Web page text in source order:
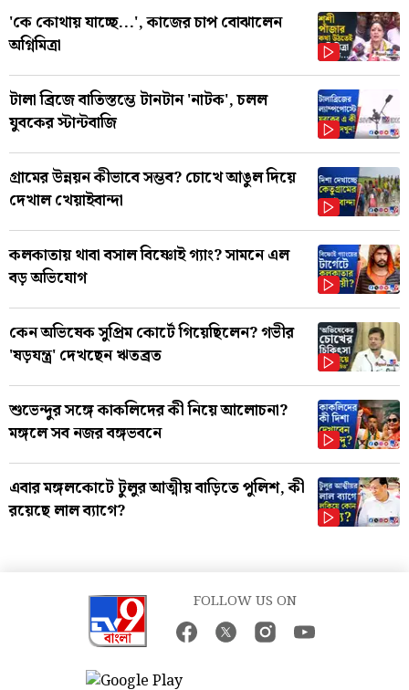
'কে কোথায় যাচ্ছে...', কাজের চাপ বোঝালেন
অগ্নিমিত্রা
টালা ব্রিজে বাতিস্তম্ভে টানটান 'নাটক', চলল
যুবকের স্টান্টবাজি
গ্রামের উন্নয়ন কীভাবে সম্ভব? চোখে আঙুল দিয়ে
দেখাল খেয়াইবান্দা
কলকাতায় থাবা বসাল বিষ্ণোই গ্যাং? সামনে এল
বড় অভিযোগ
কেন অভিষেক সুপ্রিম কোর্টে গিয়েছিলেন? গভীর
'ষড়যন্ত্র' দেখছেন ঋতব্রত
শুভেন্দুর সঙ্গে কাকলিদের কী নিয়ে আলোচনা?
মঙ্গলে সব নজর বঙ্গভবনে
এবার মঙ্গলকোটে টুলুর আত্মীয় বাড়িতে পুলিশ, কী
রয়েছে লাল ব্যাগে?
FOLLOW US ON